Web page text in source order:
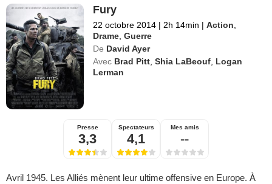
Fury
22 octobre 2014 | 2h 14min | Action
Drame ,Guerre
De David Ayer
Avec Brad Pitt ,Shia LaBeouf Logan
Lerman
Presse
3,3
Spectateurs
4,1
Mes amis
--
Avril 1945. Les Alliés mènent leur ultime offensive en Europe. À